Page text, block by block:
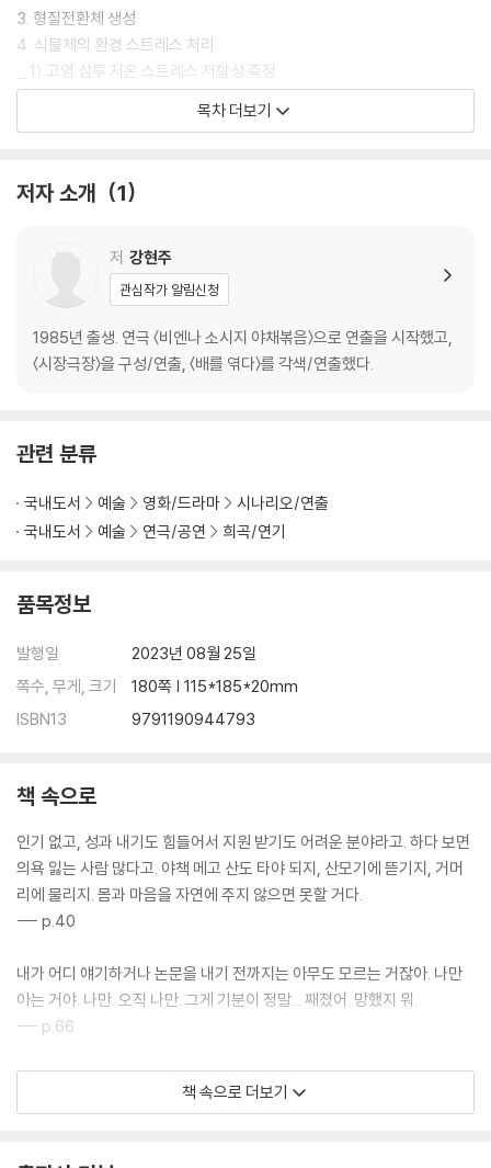
3. 형질전환체 생성
4. 식물체의 환경 스트레스 처리
_ 1) 고염 삼투 저온 스트레스 저항성 측정
_ 2) 환경 스트레스 관련 유전자 발현 조사 1
_ 3) 환경 스트레스 관련 유전자 발현 조사 2
목차 더보기
저자 소개 1
저 강현주
관심작가 알림신청
1985년 출생. 연극 〈비엔나 소시지 야채볶음〉으로 연출을 시작했고,
〈시장극장〉을 구성/연출, 〈배를 엮다〉를 각색/연출했다.
관련 분류
국내도서 예술 영화/드라마
시나리오/연출
국내도서
예술 연극/공연 희곡/연기
품목정보
발행일
2023년 08월 25일
쪽수, 무게, 크기
180쪽 | 115*185*20mm
ISBN13
9791190944793
책 속으로
인기 없고, 성과 내기도 힘들어서 지원 받기도 어려운 분야라고. 하다 보면
의욕 잃는 사람 많다고. 야책 메고 산도 타야 되지, 산모기에 뜯기지, 거머
리에 물리지. 몸과 마음을 자연에 주지 않으면 못할 거다.
--- p.40
내가 어디 얘기하거나 논문을 내기 전까지는 아무도 모르는 거잖아. 나만
아는 거야. 나만. 오직 나만. 그게 기분이 정말... 째졌어. 망했지 뭐.
--- p.66
만약에 누가 지금 나를 삽으로 퍼서, 내 뿌리까지 조심히 꺼내서 표본으로
만든다면 (중략) 지금 나는, 왠지 잘못된 성장의 사례를 보여주는 표본이
책 속으로 더보기